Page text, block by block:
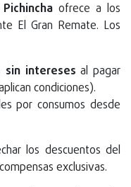
ofrece a los
El Gran Remate. Los
sin intereses al pagar
condiciones).
por consumos desde
los descuentos del
exclusivas.